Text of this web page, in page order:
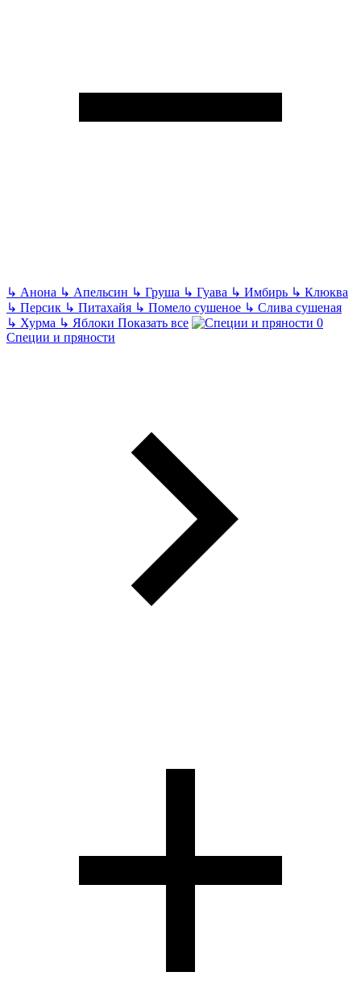
↳ Анона ↳ Апельсин ↳ Груша ↳ Гуава ↳ Имбирь ↳ Клюква
↳ Персик ↳ Питахайя ↳ Помело сушеное ↳ Слива сушеная
↳ Хурма ↳ Яблоки Показать все
Специи и пряности